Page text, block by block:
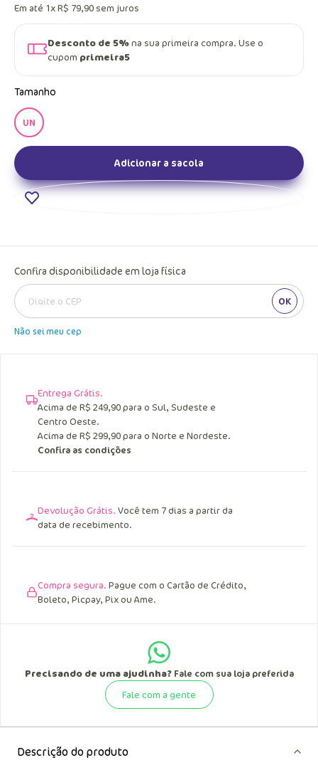
Em até 1xR$ 79,90 sem juros
Desconto de 5%na sua primeira compra. Use o
cupom primeira5
Tamanho
UN
Adicionar a sacola
Confira disponibilidade em loja física
OK
Não sei meu cep
Entrega Grátis.
Acima de R$ 249,90 para o Sul, Sudeste e
Centro Oeste.
Acima de R$ 299,90 para o Norte e Nordeste.
Confira as condições
Devolução Grátis. Você tem 7 dias a partir da
data de recebimento.
Compra segura. Pague com o Cartão de Crédito,
Boleto, Picpay, Pix ou Ame.
Precisando de uma ajudinha?Fale com sua loja preferida
Fale com a gente
Descrição do produto